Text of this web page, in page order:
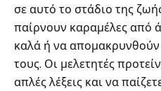
σε αυτό το στάδιο της
παίρνουν καραμέλες από
καλά ή να
τους. Οι μελετητές
απλές λέξεις και να